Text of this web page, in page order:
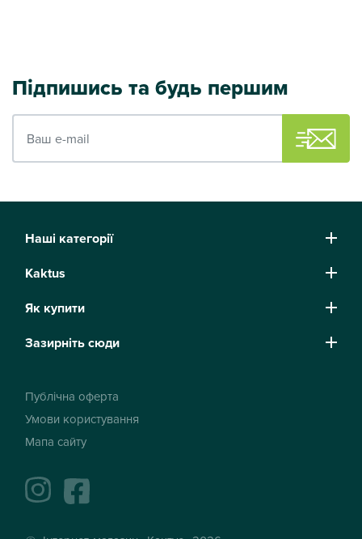
Підпишись та будь першим
Наші категорії
Kaktus
Як купити
Зазирніть сюди
Публічна оферта
Умови користування
Мапа сайту
instagramfacebook